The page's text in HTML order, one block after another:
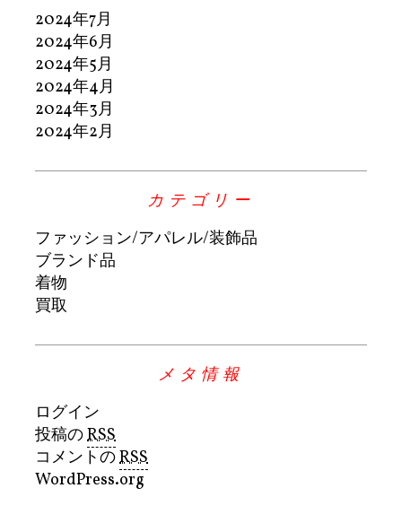
2024年7月
2024年6月
2024年5月
2024年4月
2024年3月
2024年2月
カテゴリー
ファッション/アパレル/装飾品
ブランド品
着物
買取
メタ情報
ログイン
投稿のRSS
コメントのRSS
WordPress.org